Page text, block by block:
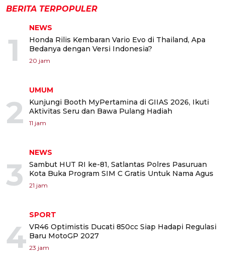
BERITA TERPOPULER
1
NEWS
Honda Rilis Kembaran Vario Evo di Thailand, Apa
Bedanya dengan Versi Indonesia?
20 jam
2
UMUM
Kunjungi Booth MyPertamina di GIIAS 2026, Ikuti
Aktivitas Seru dan Bawa Pulang Hadiah
11 jam
3
NEWS
Sambut HUT RI ke-81, Satlantas Polres Pasuruan
Kota Buka Program SIM C Gratis Untuk Nama Agus
21 jam
4
SPORT
VR46 Optimistis Ducati 850cc Siap Hadapi Regulasi
Baru MotoGP 2027
23 jam